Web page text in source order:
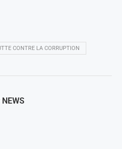
CONTRE LA CORRUPTION
NEWS